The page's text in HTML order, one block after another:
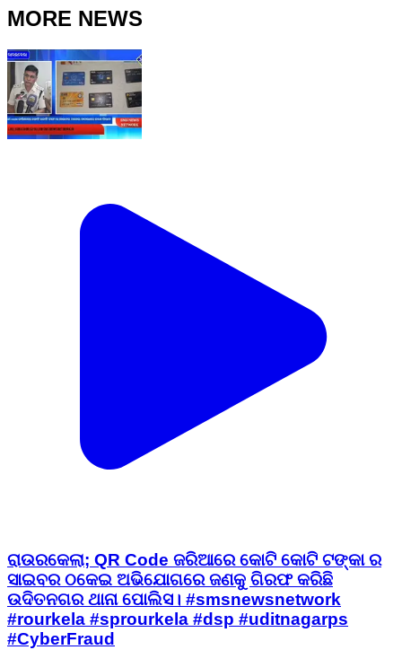
MORE NEWS
ରାଉରକେଲା; QR Code ଜରିଆରେ କୋଟି କୋଟି ଟଙ୍କା ର
ସାଇବର ଠକେଇ ଅଭିଯୋଗରେ ଜଣକୁ ଗିରଫ କରିଛି
ଉଦିତନଗର ଥାନା ପୋଲିସ। #smsnewsnetwork
#rourkela #sprourkela #dsp #uditnagarps
#CyberFraud